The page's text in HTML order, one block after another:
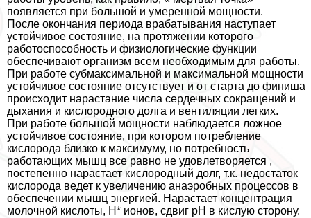
появляется при большой и умеренной мощности.
После окончания периода вpaбатывания наступает
устойчивое состояние, на протяжении которого
работоспособность и физиологические функции
обеспечивают организм всем необходимым для работы.
При работе субмаксимальной и максимальной мощности
устойчивое состояние отсутствует и от старта до финиша
происходит нарастание числа сердечных сокращений и
дыхания и кислородного долга и вентиляции легких.
При работе большой мощности наблюдается ложное
устойчивое состояние, при котором потрeбление
кислорода близко к максимуму, но потребность
работающих мышц все равно не удовлетворяется ,
постепенно нарастает кислородный долг, т.к. недостаток
кислорода ведет к увеличению анаэробных процессов в
обеспечении мышц энергией. Нарастает концентрация
молочной кислоты, Н* ионов, сдвиг рН в кислую сторону.